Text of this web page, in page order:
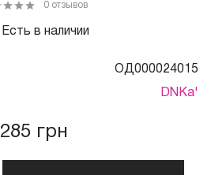
Есть в наличии
0 отзывов
ОД000024015
DNKa'
285 грн